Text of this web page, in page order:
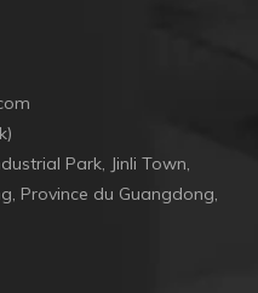
Park, Jinli Town,
Province du Guangdong,